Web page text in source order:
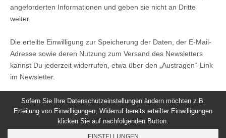
angeforderten Informationen und geben sie nicht an Dritte
weiter.
Die erteilte Einwilligung zur Speicherung der Daten, der E-Mail-
Adresse sowie deren Nutzung zum Versand des Newsletters
kannst Du jederzeit widerrufen, etwa über den „Austragen“-Link
im Newsletter.
Sofern Sie Ihre Datenschutzeinstellungen ändern möchten z.B.
Erteilung von Einwilligungen, Widerruf bereits erteilter Einwilligungen
klicken Sie auf nachfolgenden Button.
EINSTELLUNGEN